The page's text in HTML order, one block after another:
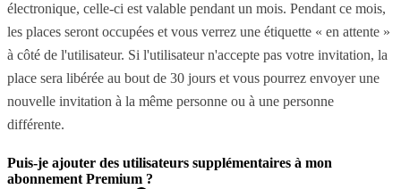
électronique, celle-ci est valable pendant un mois. Pendant ce mois,
les places seront occupées et vous verrez une étiquette « en attente »
à côté de l'utilisateur. Si l'utilisateur n'accepte pas votre invitation, la
place sera libérée au bout de 30 jours et vous pourrez envoyer une
nouvelle invitation à la même personne ou à une personne
différente.
Puis-je ajouter des utilisateurs supplémentaires à mon
abonnement Premium ?